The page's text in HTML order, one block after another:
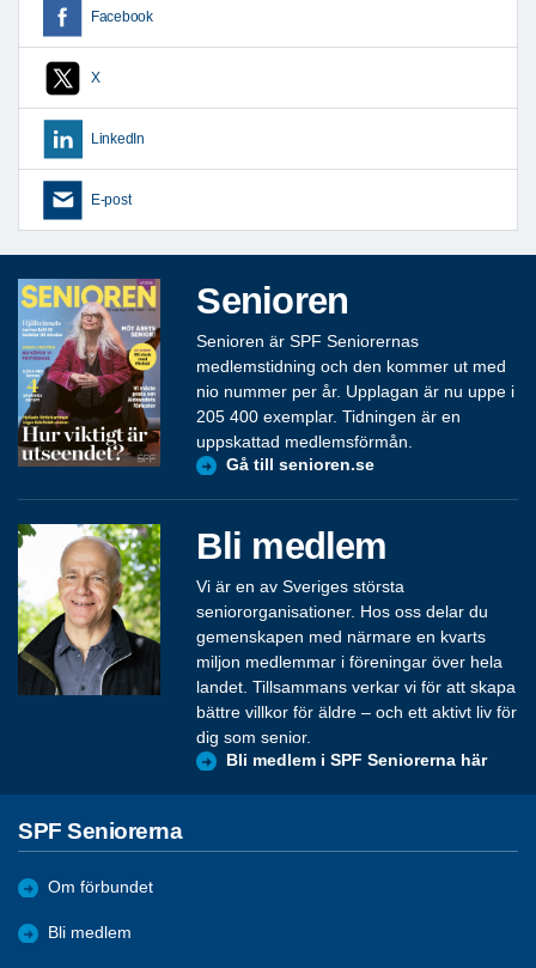
Facebook
X
LinkedIn
E-post
Senioren
Senioren är SPF Seniorernas
medlemstidning och den kommer ut med
nio nummer per år. Upplagan är nu uppe i
205 400 exemplar. Tidningen är en
uppskattad medlemsförmån.
Gå till senioren.se
Bli medlem
Vi är en av Sveriges största
seniororganisationer. Hos oss delar du
gemenskapen med närmare en kvarts
miljon medlemmar i föreningar över hela
landet. Tillsammans verkar vi för att skapa
bättre villkor för äldre – och ett aktivt liv för
dig som senior.
Bli medlem i SPF Seniorerna här
SPF Seniorerna
Om förbundet
Bli medlem